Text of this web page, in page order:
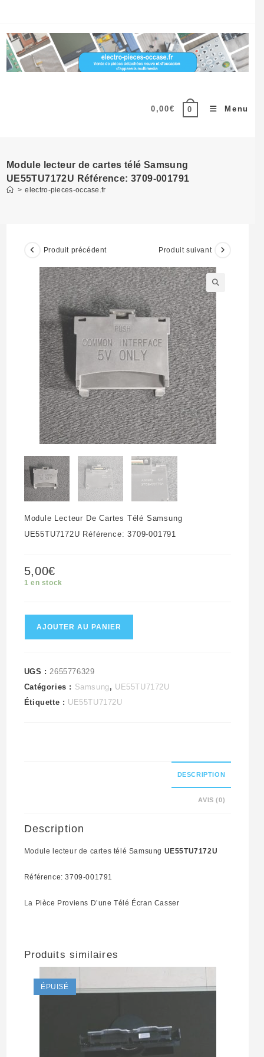
content
0,00€ 0 Menu
Module lecteur de cartes télé Samsung
UE55TU7172U Référence: 3709-001791
> electro-pieces-occase.fr
Produit précédent Produit suivant
🔍
Module Lecteur De Cartes Télé Samsung
UE55TU7172U Référence: 3709-001791
5,00€
1 en stock
quantité
de
lecteur
de
cartes
AJOUTER AU PANIER
UGS :2655776329
Catégories : Samsung, UE55TU7172U
Étiquette : UE55TU7172U
DESCRIPTION
AVIS (0)
Description
Module lecteur de cartes télé Samsung UE55TU7172U
Référence: 3709-001791
La Pièce Proviens D’une Télé Écran Casser
Produits similaires
ÉPUISÉ